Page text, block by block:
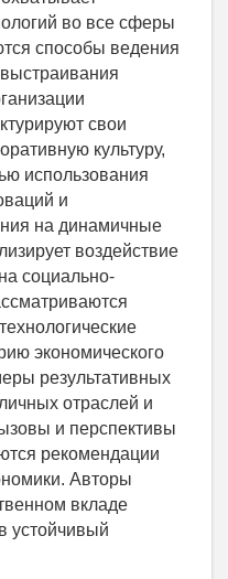
во все сферы
способы ведения
свои
культуру,
использования
и
на динамичные
воздействие
социально-
экономического
результативных
отраслей и
и перспективы
рекомендации
Авторы
вкладе
устойчивый